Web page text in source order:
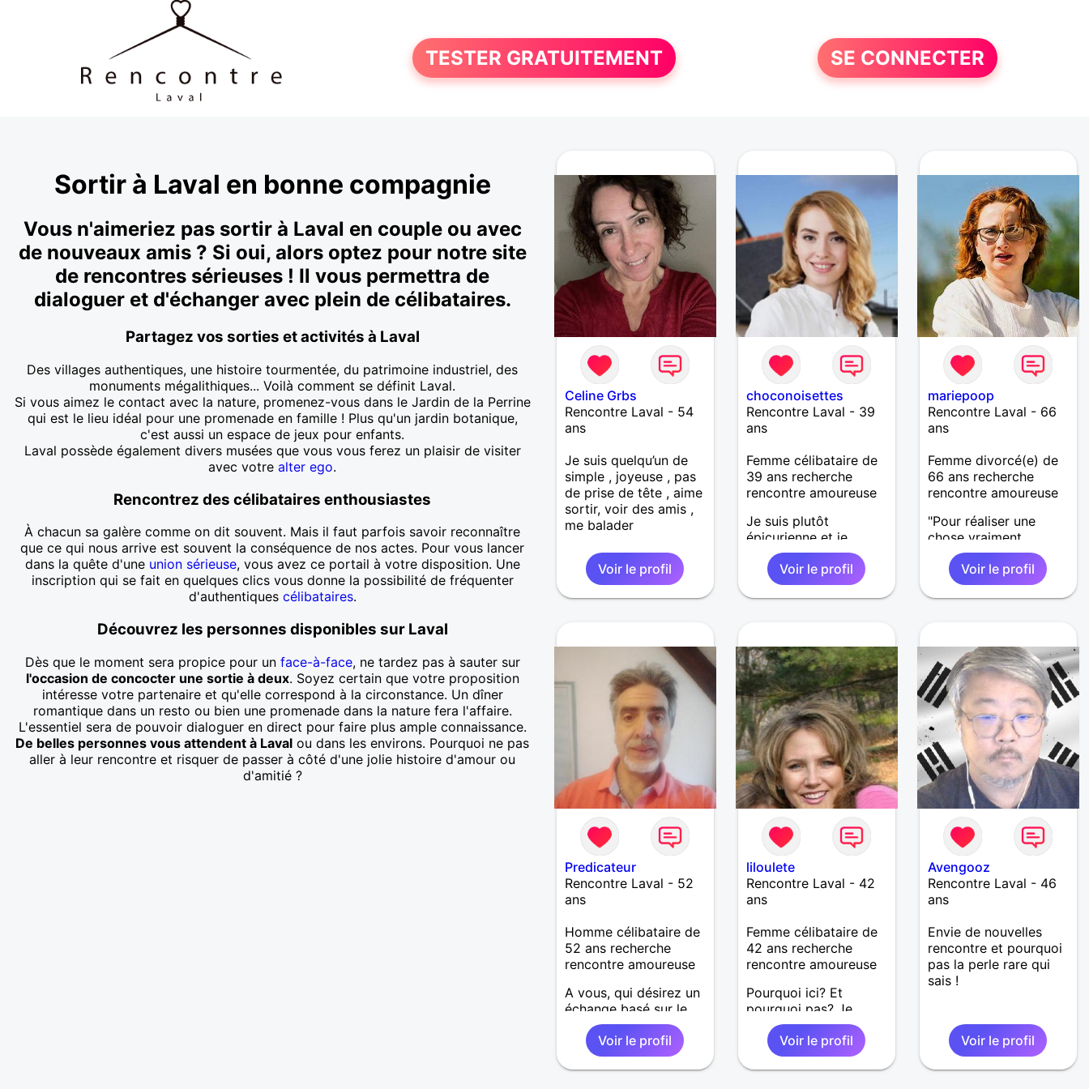
TESTER GRATUITEMENT SE CONNECTER
Sortir à Laval en bonne compagnie
Vous n'aimeriez pas sortir à Laval en couple ou avec
de nouveaux amis ? Si oui, alors optez pour notre site
de rencontres sérieuses ! Il vous permettra de
dialoguer et d'échanger avec plein de célibataires.
Partagez vos sorties et activités à Laval
Des villages authentiques, une histoire tourmentée, du patrimoine industriel, des
monuments mégalithiques... Voilà comment se définit Laval.
Si vous aimez le contact avec la nature, promenez-vous dans le Jardin de la Perrine
qui est le lieu idéal pour une promenade en famille ! Plus qu'un jardin botanique,
c'est aussi un espace de jeux pour enfants.
Laval possède également divers musées que vous vous ferez un plaisir de visiter
avec votre alter ego.
Rencontrez des célibataires enthousiastes
À chacun sa galère comme on dit souvent. Mais il faut parfois savoir reconnaître
que ce qui nous arrive est souvent la conséquence de nos actes. Pour vous lancer
dans la quête d'une union sérieuse, vous avez ce portail à votre disposition. Une
inscription qui se fait en quelques clics vous donne la possibilité de fréquenter
d'authentiques célibataires.
Découvrez les personnes disponibles sur Laval
Dès que le moment sera propice pour un face-à-face, ne tardez pas à sauter sur
l'occasion de concocter une sortie à deux. Soyez certain que votre proposition
intéresse votre partenaire et qu'elle correspond à la circonstance. Un dîner
romantique dans un resto ou bien une promenade dans la nature fera l'affaire.
L'essentiel sera de pouvoir dialoguer en direct pour faire plus ample connaissance.
De belles personnes vous attendent à Laval ou dans les environs. Pourquoi ne pas
aller à leur rencontre et risquer de passer à côté d'une jolie histoire d'amour ou
d'amitié ?
Celine Grbs
Rencontre Laval - 54
ans
Je suis quelqu’un de
simple , joyeuse , pas
de prise de tête , aime
sortir, voir des amis ,
me balader
Voir le profil
choconoisettes
Rencontre Laval - 39
ans
Femme célibataire de
39 ans recherche
rencontre amoureuse
Je suis plutôt
épicurienne et je
cherche mon
"Epicurien". Je suis
une personne sérieuse,
féminine, sentimentale,
relation amoureuse"
Messieurs, Je vous
attends, il est pour
moi nécessaire de
bien faire
connaissance !
Voir le profil
mariepoop
Rencontre Laval - 66
ans
Femme divorcé(e) de
66 ans recherche
rencontre amoureuse
"Pour réaliser une
chose vraiment
extraordinaire,
commencez par la
rêver. Ensuite,
réveillez-vous
bout de votre rêve".
Je vous attends !!!
Voir le profil
Predicateur
Rencontre Laval - 52
ans
Homme célibataire de
52 ans recherche
rencontre amoureuse
A vous, qui désirez un
échange basé sur le
respect des valeurs
morales autant que
physiques... Comme le
chante Amel Bent :
Voir le profil
liloulete
Rencontre Laval - 42
ans
Femme célibataire de
42 ans recherche
rencontre amoureuse
Pourquoi ici? Et
pourquoi pas? Je
souhaite rencontrer
celui avec qui je
pourrai vivre une
histoire réelle,
Voir le profil
Avengooz
Rencontre Laval - 46
ans
Envie de nouvelles
rencontre et pourquoi
pas la perle rare qui
sais !
Voir le profil